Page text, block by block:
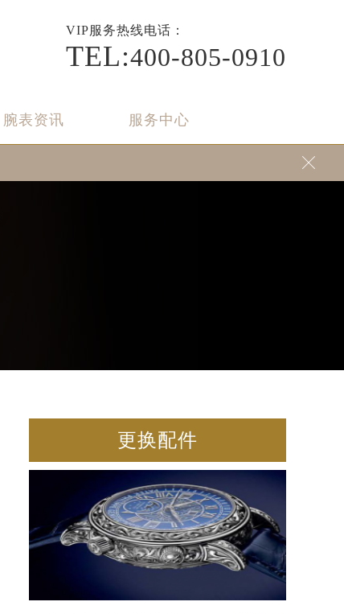
VIP服务热线电话：
TEL:400-805-0910
腕表资讯 服务中心

更换配件